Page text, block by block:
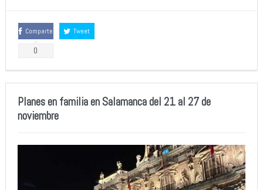
Comparte
0
Tweet
Planes en familia en Salamanca del 21 al 27 de
noviembre